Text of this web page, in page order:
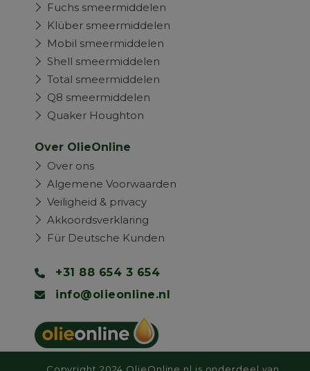
Fuchs smeermiddelen
Klüber smeermiddelen
Mobil smeermiddelen
Shell smeermiddelen
Total smeermiddelen
Q8 smeermiddelen
Quaker Houghton
Over OlieOnline
Over ons
Algemene Voorwaarden
Veiligheid & privacy
Akkoordsverklaring
Für Deutsche Kunden
+31 88 654 3 654
info@olieonline.nl